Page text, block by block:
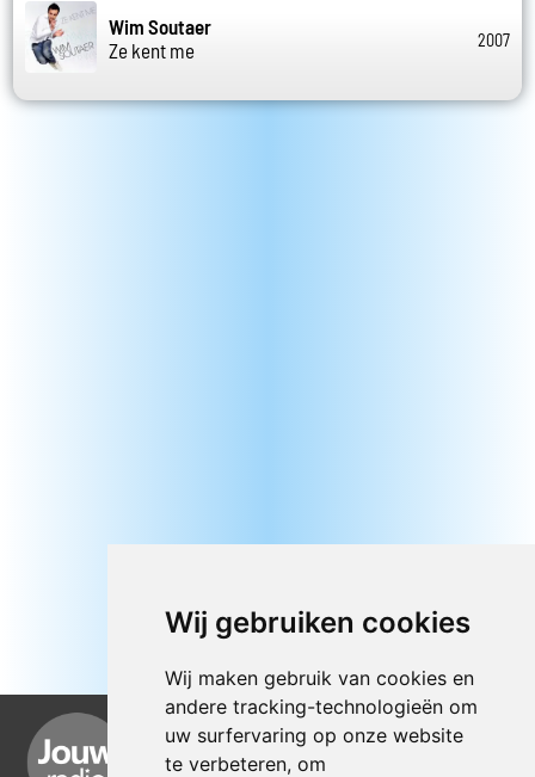
Wij gebruiken cookies
Wij maken gebruik van cookies en
andere tracking-technologieën om
uw surfervaring op onze website
te verbeteren, om
Wim Soutaer
Ze kent me
2007